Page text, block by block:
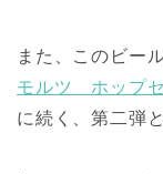
また、このビー
モルツ ホップ
に続く、第二弾